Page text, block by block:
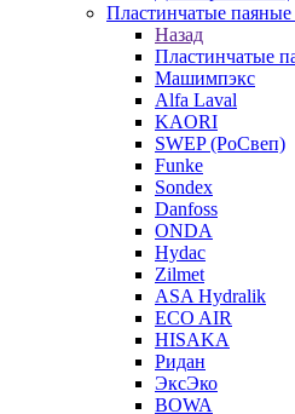
Пластинчатые
Назад
Пластинчатые
Машимпэкс
Alfa Laval
KAORI
SWEP (РоСвеп)
Funke
Sondex
Danfoss
ONDA
Hydac
Zilmet
ASA Hydralik
ECO AIR
HISAKA
Ридан
ЭксЭко
BOWA